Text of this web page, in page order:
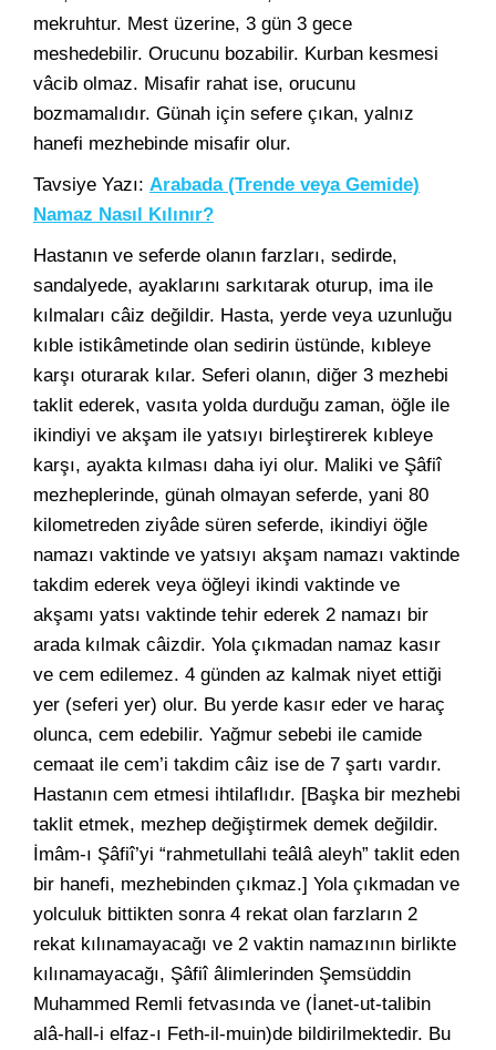
mekruhtur. Mest üzerine, 3 gün 3 gece
meshedebilir. Orucunu bozabilir. Kurban kesmesi
vâcib olmaz. Misafir rahat ise, orucunu
bozmamalıdır. Günah için sefere çıkan, yalnız
hanefi mezhebinde misafir olur.
Tavsiye Yazı: Arabada (Trende veya Gemide)
Namaz Nasıl Kılınır?
Hastanın ve seferde olanın farzları, sedirde,
sandalyede, ayaklarını sarkıtarak oturup, ima ile
kılmaları câiz değildir. Hasta, yerde veya uzunluğu
kıble istikâmetinde olan sedirin üstünde, kıbleye
karşı oturarak kılar. Seferi olanın, diğer 3 mezhebi
taklit ederek, vasıta yolda durduğu zaman, öğle ile
ikindiyi ve akşam ile yatsıyı birleştirerek kıbleye
karşı, ayakta kılması daha iyi olur. Maliki ve Şâfiî
mezheplerinde, günah olmayan seferde, yani 80
kilometreden ziyâde süren seferde, ikindiyi öğle
namazı vaktinde ve yatsıyı akşam namazı vaktinde
takdim ederek veya öğleyi ikindi vaktinde ve
akşamı yatsı vaktinde tehir ederek 2 namazı bir
arada kılmak câizdir. Yola çıkmadan namaz kasır
ve cem edilemez. 4 günden az kalmak niyet ettiği
yer (seferi yer) olur. Bu yerde kasır eder ve haraç
olunca, cem edebilir. Yağmur sebebi ile camide
cemaat ile cem’i takdim câiz ise de 7 şartı vardır.
Hastanın cem etmesi ihtilaflıdır. [Başka bir mezhebi
taklit etmek, mezhep değiştirmek demek değildir.
İmâm-ı Şâfiî’yi “rahmetullahi teâlâ aleyh” taklit eden
bir hanefi, mezhebinden çıkmaz.] Yola çıkmadan ve
yolculuk bittikten sonra 4 rekat olan farzların 2
rekat kılınamayacağı ve 2 vaktin namazının birlikte
kılınamayacağı, Şâfiî âlimlerinden Şemsüddin
Muhammed Remli fetvasında ve (İanet-ut-talibin
alâ-hall-i elfaz-ı Feth-il-muin)de bildirilmektedir. Bu